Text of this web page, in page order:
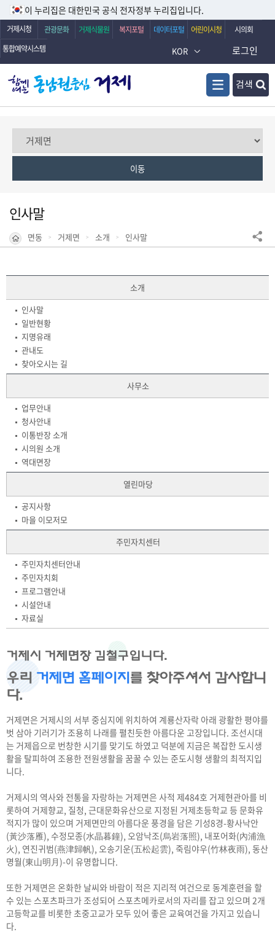
이 누리집은 대한민국 공식 전자정부 누리집입니다.
거제시청 관광문화 거제식물원 복지포털 데이터포털 어린이시청
시의회
통합예약시스템
KOR
검색
로그인
인사말
면동 거제면 소개 인사말
소개
인사말
일반현황
지명유래
관내도
찾아오시는 길
사무소
업무안내
청사안내
이통반장 소개
시의원 소개
역대면장
열린마당
공지사항
마을 이모저모
주민자치센터
주민자치센터안내
주민자치회
프로그램안내
시설안내
자료실
거제시 거제면장 김철구입니다.
우리 거제면 홈페이지 를 찾아주셔서 감사합니
다.
거제면은 거제시의 서부 중심지에 위치하여 계룡산자락 아래 광활한 평야를
벗 삼아 기러기가 조용히 나래를 펼친듯한 아름다운 고장입니다. 조선시대
는 거제읍으로 번창한 시기를 맞기도 하였고 덕분에 지금은 복잡한 도시생
활을 탈피하여 조용한 전원생활을 꿈꿀 수 있는 준도시형 생활의 최적지입
니다.
거제시의 역사와 전통을 자랑하는 거제면은 사적 제484호 거제현관아를 비
롯하여 거제향교, 질청, 근대문화유산으로 지정된 거제초등학교 등 문화유
적지가 많이 있으며 거제면만의 아름다운 풍경을 담은 기성8경-황사낙안
(黃沙落雁), 수정모종(水晶暮鐘), 오암낙조(烏岩落照), 내포어화(內浦漁
火), 연진귀범(燕津歸帆), 오송기운(五松起雲), 죽림야우(竹林夜雨), 동산
명월(東山明月)-이 유명합니다.
또한 거제면은 온화한 날씨와 바람이 적은 지리적 여건으로 동계훈련을 할
수 있는 스포츠파크가 조성되어 스포츠메카로서의 자리를 잡고 있으며 2개
고등학교를 비롯한 초중고교가 모두 있어 좋은 교육여건을 가지고 있습니
다.